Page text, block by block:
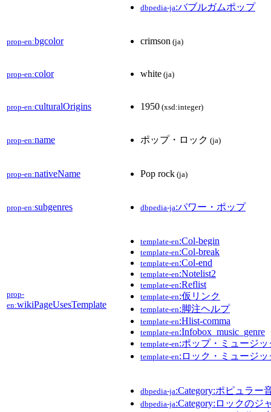
dbpedia-ja:バブルガムポップ
prop-en:bgcolor crimson (ja)
prop-en:color white (ja)
prop-en:culturalOrigins 1950 (xsd:integer)
prop-en:name ポップ・ロック (ja)
prop-en:nativeName Pop rock (ja)
prop-en:subgenres dbpedia-ja:パワー・ポップ
prop-
en:wikiPageUsesTemplate
template-en:Col-begin
template-en:Col-break
template-en:Col-end
template-en:Notelist2
template-en:Reflist
template-en:仮リンク
template-en:脚注ヘルプ
template-en:Hlist-comma
template-en:Infobox_music_genre
template-en:ポップ・ミュージッ
template-en:ロック・ミュージッ
dbpedia-ja:Category:ポピュラー
dbpedia-ja:Category:ロックのジ